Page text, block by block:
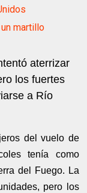
martillo
aterrizar
los fuertes
a Río
del vuelo de
tenía como
del Fuego. La
pero los